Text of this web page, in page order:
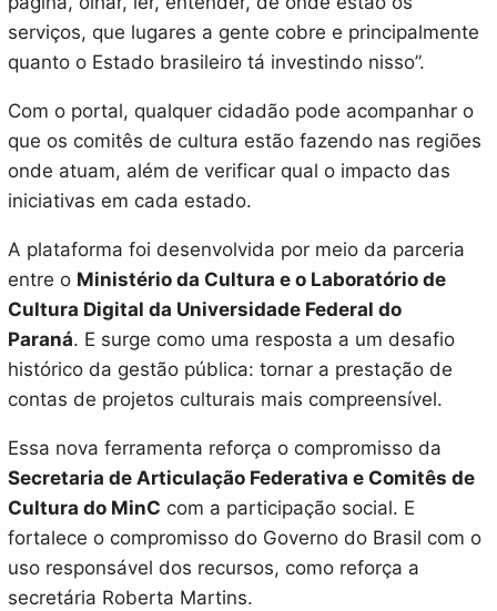
serviços, que lugares a gente cobre e principalmente
quanto o Estado brasileiro tá investindo nisso”.
Com o portal, qualquer cidadão pode acompanhar o
que os comitês de cultura estão fazendo nas regiões
onde atuam, além de verificar qual o impacto das
iniciativas em cada estado.
A plataforma foi desenvolvida por meio da parceria
entre o Ministério da Cultura e o Laboratório de
Cultura Digital da Universidade Federal do
Paraná. E surge como uma resposta a um desafio
histórico da gestão pública: tornar a prestação de
contas de projetos culturais mais compreensível.
Essa nova ferramenta reforça o compromisso da
Secretaria de Articulação Federativa e Comitês de
Cultura do MinC com a participação social. E
fortalece o compromisso do Governo do Brasil com o
uso responsável dos recursos, como reforça a
secretária Roberta Martins.